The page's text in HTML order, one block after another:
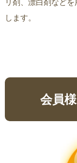
リ剤、漂白剤など
します。
会員